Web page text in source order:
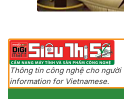
Thông tin công nghệ cho
information for Vietnamese.